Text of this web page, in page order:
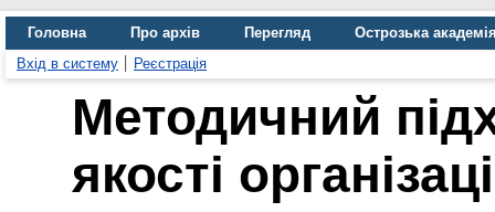
Головна Про архів Перегляд
Острозька
Вхід в систему
Реєстрація
Методичний
якості